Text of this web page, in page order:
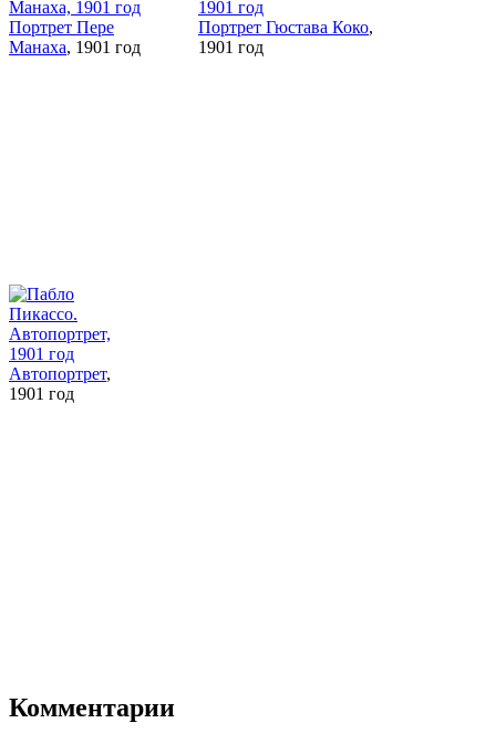
Портрет Пере
Манаха, 1901 год
Портрет Гюстава Коко,
1901 год
Автопортрет,
1901 год
Комментарии